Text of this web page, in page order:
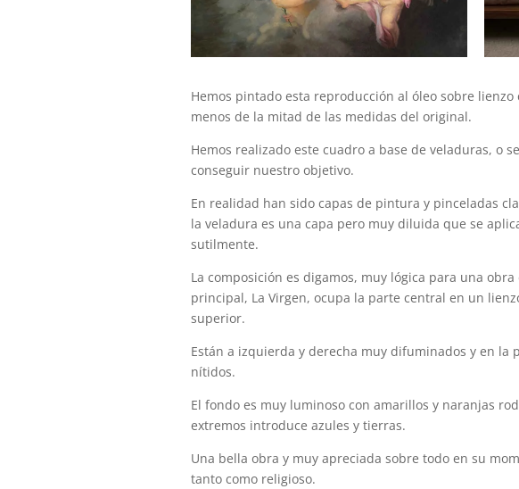
Hemos pintado esta reproducción al óleo sobre lienzo
menos de la mitad de las medidas del original.
Hemos realizado este cuadro a base de veladuras, o
conseguir nuestro objetivo.
En realidad han sido capas de pintura y pinceladas
la veladura es una capa pero muy diluida que se
sutilmente.
La composición es digamos, muy lógica para una
principal, La Virgen, ocupa la parte central en un
superior.
Están a izquierda y derecha muy difuminados y en la
nítidos.
El fondo es muy luminoso con amarillos y naranjas
extremos introduce azules y tierras.
Una bella obra y muy apreciada sobre todo en su
tanto como religioso.